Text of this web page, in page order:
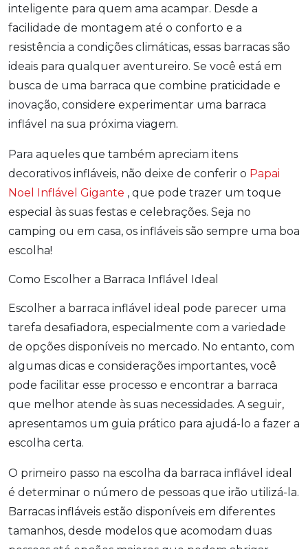
inteligente para quem ama acampar. Desde a
facilidade de montagem até o conforto e a
resistência a condições climáticas, essas barracas são
ideais para qualquer aventureiro. Se você está em
busca de uma barraca que combine praticidade e
inovação, considere experimentar uma barraca
inflável na sua próxima viagem.
Para aqueles que também apreciam itens
decorativos infláveis, não deixe de conferir o Papai
Noel Inflável Gigante , que pode trazer um toque
especial às suas festas e celebrações. Seja no
camping ou em casa, os infláveis são sempre uma boa
escolha!
Como Escolher a Barraca Inflável Ideal
Escolher a barraca inflável ideal pode parecer uma
tarefa desafiadora, especialmente com a variedade
de opções disponíveis no mercado. No entanto, com
algumas dicas e considerações importantes, você
pode facilitar esse processo e encontrar a barraca
que melhor atende às suas necessidades. A seguir,
apresentamos um guia prático para ajudá-lo a fazer a
escolha certa.
O primeiro passo na escolha da barraca inflável ideal
é determinar o número de pessoas que irão utilizá-la.
Barracas infláveis estão disponíveis em diferentes
tamanhos, desde modelos que acomodam duas